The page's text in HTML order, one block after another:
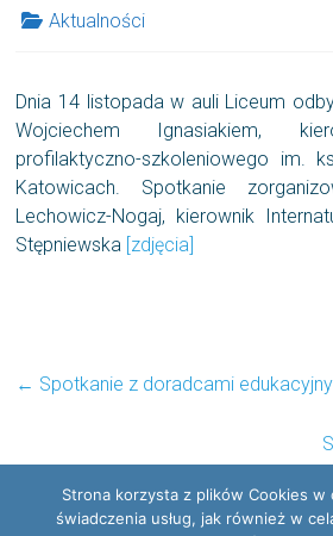
Aktualności
Dnia 14 listopada w auli Liceum
Wojciechem Ignasiakiem,
profilaktyczno-szkoleniowego im.
Katowicach. Spotkanie
Lechowicz-Nogaj, kierownik
Stępniewska [zdjęcia]
← Spotkanie z doradcami
Strona korzysta z plików Cookies w
świadczenia usług, jak również w